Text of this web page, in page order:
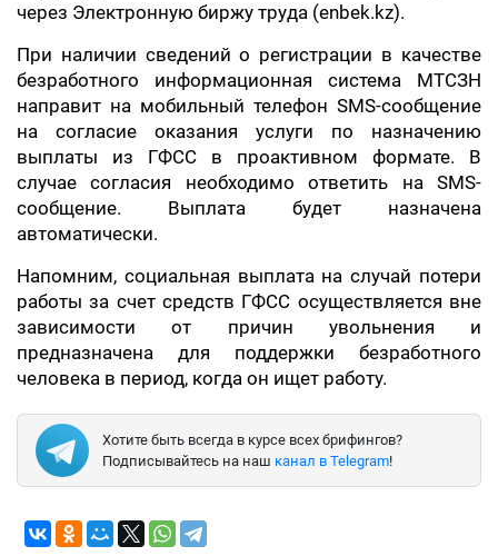
через Электронную биржу труда (enbek.kz).
При наличии сведений о регистрации в качестве
безработного информационная система МТСЗН
направит на мобильный телефон SMS-сообщение
на согласие оказания услуги по назначению
выплаты из ГФСС в проактивном формате. В
случае согласия необходимо ответить на SMS-
сообщение. Выплата будет назначена
автоматически.
Напомним, социальная выплата на случай потери
работы за счет средств ГФСС осуществляется вне
зависимости от причин увольнения и
предназначена для поддержки безработного
человека в период, когда он ищет работу.
Хотите быть всегда в курсе всех брифингов?
Подписывайтесь на наш канал в Telegram!